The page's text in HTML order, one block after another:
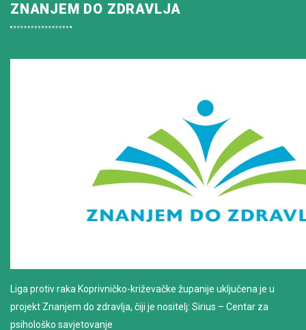
ZNANJEM DO ZDRAVLJA
Liga protiv raka Koprivničko-križevačke županije uključena je u
projekt Znanjem do zdravlja, čiji je nositelj: Sirius – Centar za
psihološko savjetovanje